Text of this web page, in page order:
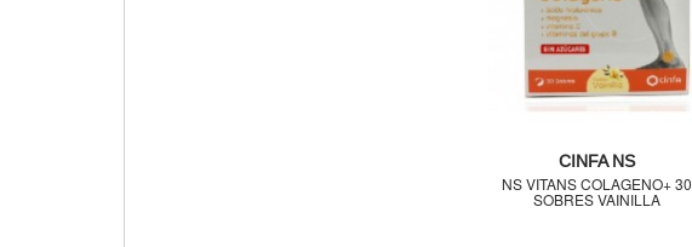
CINFA NS
NS VITANS COLAGENO+ 30
SOBRES VAINILLA